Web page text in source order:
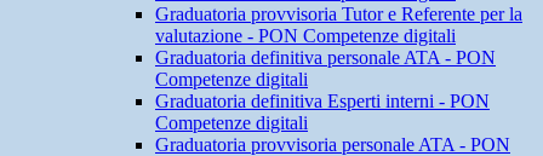
Graduatoria provvisoria Tutor e Referente per la
valutazione - PON Competenze digitali
Graduatoria definitiva personale ATA - PON
Competenze digitali
Graduatoria definitiva Esperti interni - PON
Competenze digitali
Graduatoria provvisoria personale ATA - PON